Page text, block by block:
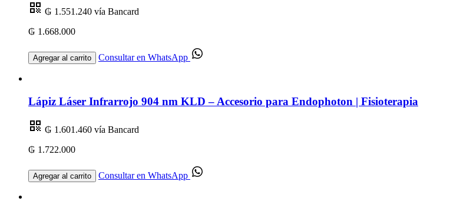
₲ 1.551.240 vía Bancard
₲ 1.668.000
Agregar al carrito Consultar en WhatsApp
Lápiz Láser Infrarrojo 904 nm KLD – Accesorio para Endophoton | Fisioterapia
₲ 1.601.460 vía Bancard
₲ 1.722.000
Agregar al carrito Consultar en WhatsApp